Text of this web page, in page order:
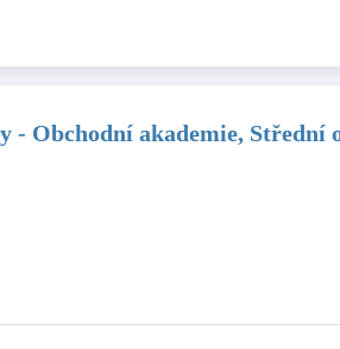
Obchodní akademie, Střední